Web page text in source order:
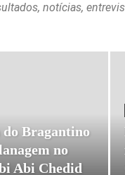
notícias,
do Bragantino
no
Abi Chedid